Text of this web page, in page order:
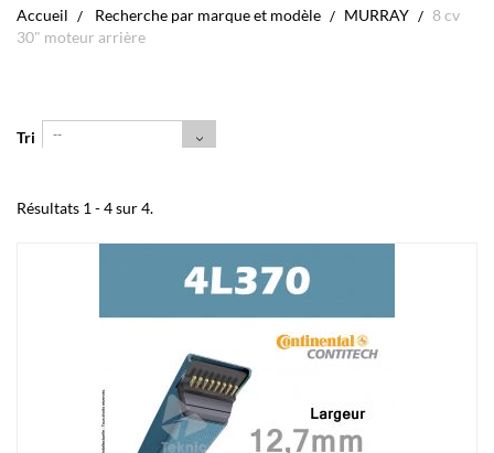
Accueil Recherche par marque et modèle MURRAY
8 cv
30" moteur arrière
Tri --
Résultats 1 - 4 sur 4.